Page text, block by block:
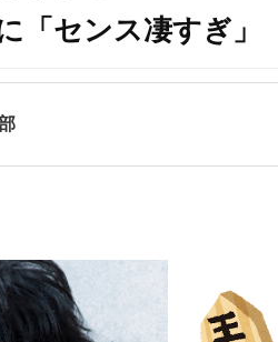
「センス凄すぎ」